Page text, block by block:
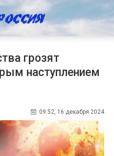
грозят
наступлением
09:52, 16 декабря 2024